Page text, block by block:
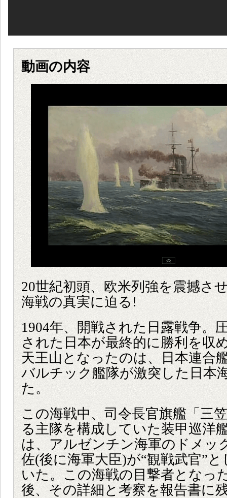
動画の内容
20世紀初頭、欧米列強を震撼さ
海戦の真実に迫る!
1904年、開戦された日露戦争。
された日本が最終的に勝利を収
天王山となったのは、日本連合
バルチック艦隊が激突した日本
た。
この海戦中、司令長官旗艦「三
る主隊を構成していた装甲巡洋
は、アルゼンチン海軍のドメッ
佐(後に海軍大臣)が“観戦武官”
いた。この海戦の目撃者となっ
後、その詳細と考察を報告書に